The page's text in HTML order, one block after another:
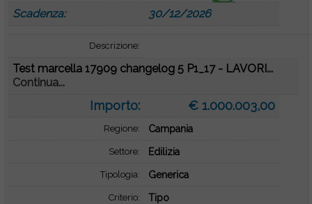
Scadenza: 30/12/2026
Descrizione:
Test marcella 17909 changelog 5 P1_17 - LAVORI...
Continua...
Importo: € 1.000.003,00
Regione: Campania
Settore: Edilizia
Tipologia: Generica
Criterio: Tipo